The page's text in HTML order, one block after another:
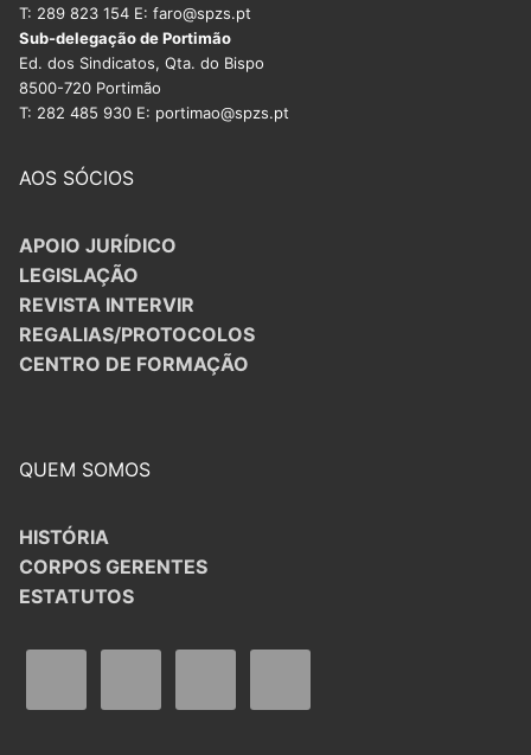
T: 289 823 154 E: faro@spzs.pt
Sub-delegação de Portimão
Ed. dos Sindicatos, Qta. do Bispo
8500-720 Portimão
T: 282 485 930 E: portimao@spzs.pt
AOS SÓCIOS
APOIO JURÍDICO
LEGISLAÇÃO
REVISTA INTERVIR
REGALIAS/PROTOCOLOS
CENTRO DE FORMAÇÃO
QUEM SOMOS
HISTÓRIA
CORPOS GERENTES
ESTATUTOS